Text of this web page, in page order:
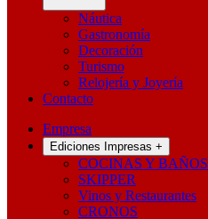
Náutica
Gastronomía
Decoración
Turismo
Relojería y Joyería
Contacto
Empresa
Ediciones Impresas +
COCINAS Y BAÑOS
SKIPPER
Vinos y Restaurantes
CRONOS